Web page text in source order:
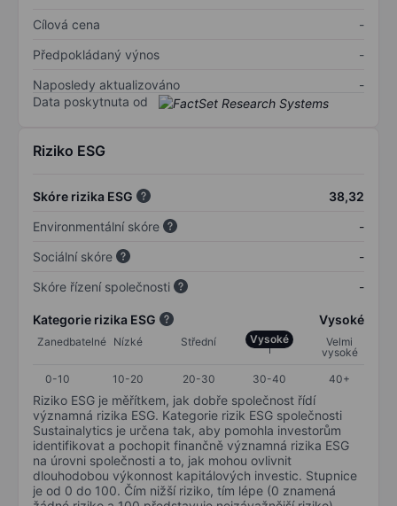
Cílová cena
-
Předpokládaný výnos
-
Naposledy aktualizováno
-
Data poskytnuta od
Riziko ESG
Skóre rizika ESG
38,32
Environmentální skóre
-
Sociální skóre
-
Skóre řízení společnosti
-
Kategorie rizika ESG Vysoké
Zanedbatelné Nízké Střední Vysoké
Velmi
vysoké
0-10
10-20 20-30 30-40 40+
Riziko ESG je měřítkem, jak dobře společnost řídí
významná rizika ESG. Kategorie rizik ESG společnosti
Sustainalytics je určena tak, aby pomohla investorům
identifikovat a pochopit finančně významná rizika ESG
na úrovni společnosti a to, jak mohou ovlivnit
dlouhodobou výkonnost kapitálových investic. Stupnice
je od 0 do 100. Čím nižší riziko, tím lépe (0 znamená